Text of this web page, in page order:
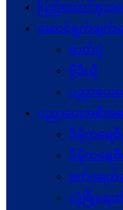
ပြည်ထောင်စုသ
ဆောင်ရွက်ချက်မ
ဓာတ်ပုံ
ဗွီဒီယို
ပညာပေးဆွ
ပညာပေးအစီအ
ဒီမိုကရေ
ဒီမိုကရေစီ
ဖက်ဒရယ်ရ
လုံခြုံရေး